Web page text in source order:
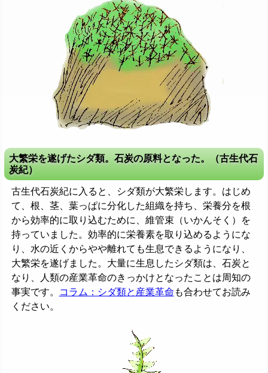
大繁栄を遂げたシダ類。石炭の原料となった。（古生代石
炭紀）
古生代石炭紀に入ると、シダ類が大繁栄します。はじめ
て、根、茎、葉っぱに分化した組織を持ち、栄養分を根
から効率的に取り込むために、維管束（いかんそく）を
持っていました。効率的に栄養素を取り込めるようにな
り、水の近くからやや離れても生息できるようになり、
大繁栄を遂げました。大量に生息したシダ類は、石炭と
なり、人類の産業革命のきっかけとなったことは周知の
事実です。
コラム：シダ類と産業革命 も合わせてお読み
ください。